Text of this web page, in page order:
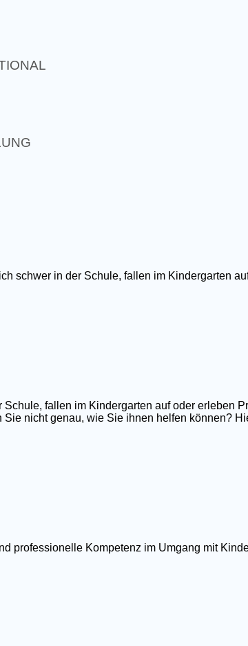
schwer in der Schule, fallen im Kindergarten
fallen im Kindergarten auf oder erleben
nicht genau, wie Sie ihnen helfen können?
professionelle Kompetenz im Umgang mit